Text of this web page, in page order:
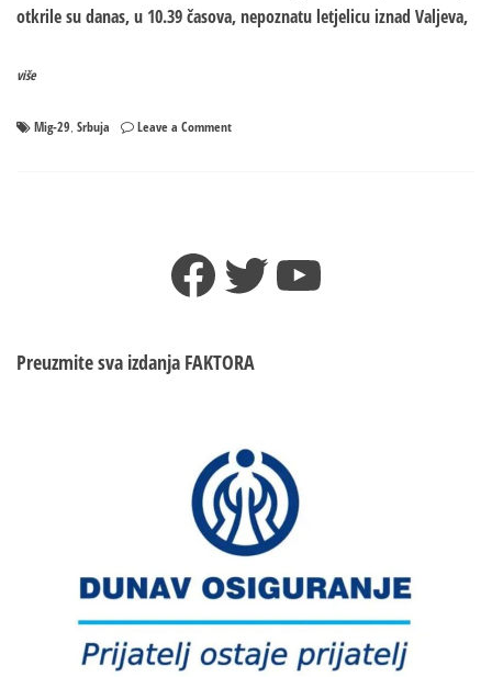
otkrile su danas, u 10.39 časova, nepoznatu letjelicu iznad Valjeva,
više
Mig-29 Srbuja Leave a Commenton
MiG-
ove
Facebook
TwitterYouTube
Preuzmite sva izdanja FAKTORA